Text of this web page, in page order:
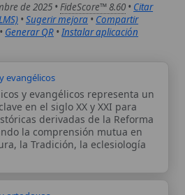
la Tradición, la eclesiología
por la Iglesia católica y
para superar las
tras el Gran
hacia la plena comunión